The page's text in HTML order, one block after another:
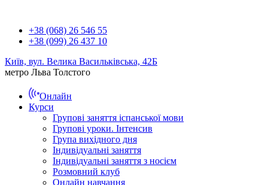
+38 (068) 26 546 55
+38 (099) 26 437 10
Київ, вул. Велика Васильківська, 42Б
метро Льва Толстого
Онлайн
Курси
Групові заняття іспанської мови
Групові уроки. Інтенсив
Група вихідного дня
Індивідуальні заняття
Індивідуальні заняття з носієм
Розмовний клуб
Онлайн навчання